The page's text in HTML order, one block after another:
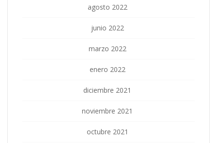
agosto 2022
junio 2022
marzo 2022
enero 2022
diciembre 2021
noviembre 2021
octubre 2021